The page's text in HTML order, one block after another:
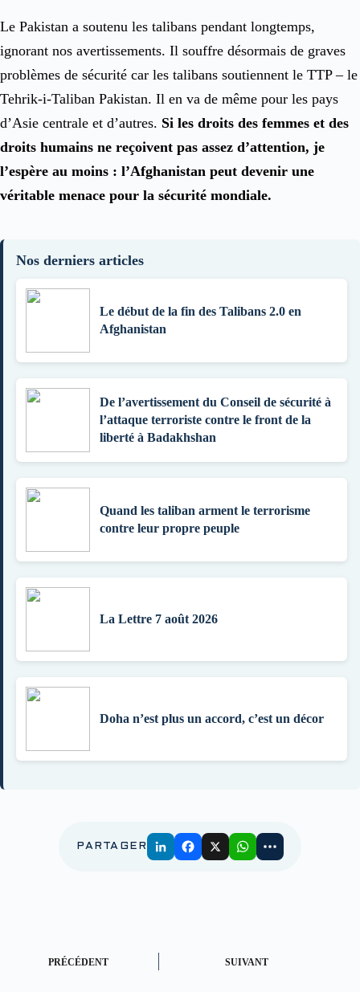
Le Pakistan a soutenu les talibans pendant longtemps,
ignorant nos avertissements. Il souffre désormais de graves
problèmes de sécurité car les talibans soutiennent le TTP – le
Tehrik-i-Taliban Pakistan. Il en va de même pour les pays
d’Asie centrale et d’autres. Si les droits des femmes et des
droits humains ne reçoivent pas assez d’attention, je
l’espère au moins : l’Afghanistan peut devenir une
véritable menace pour la sécurité mondiale.
Nos derniers articles
Le début de la fin des Talibans 2.0 en
Afghanistan
De l’avertissement du Conseil de sécurité à
l’attaque terroriste contre le front de la
liberté à Badakhshan
Quand les taliban arment le terrorisme
contre leur propre peuple
La Lettre 7 août 2026
Doha n’est plus un accord, c’est un décor
PARTAGER
PRÉCÉDENT SUIVANT